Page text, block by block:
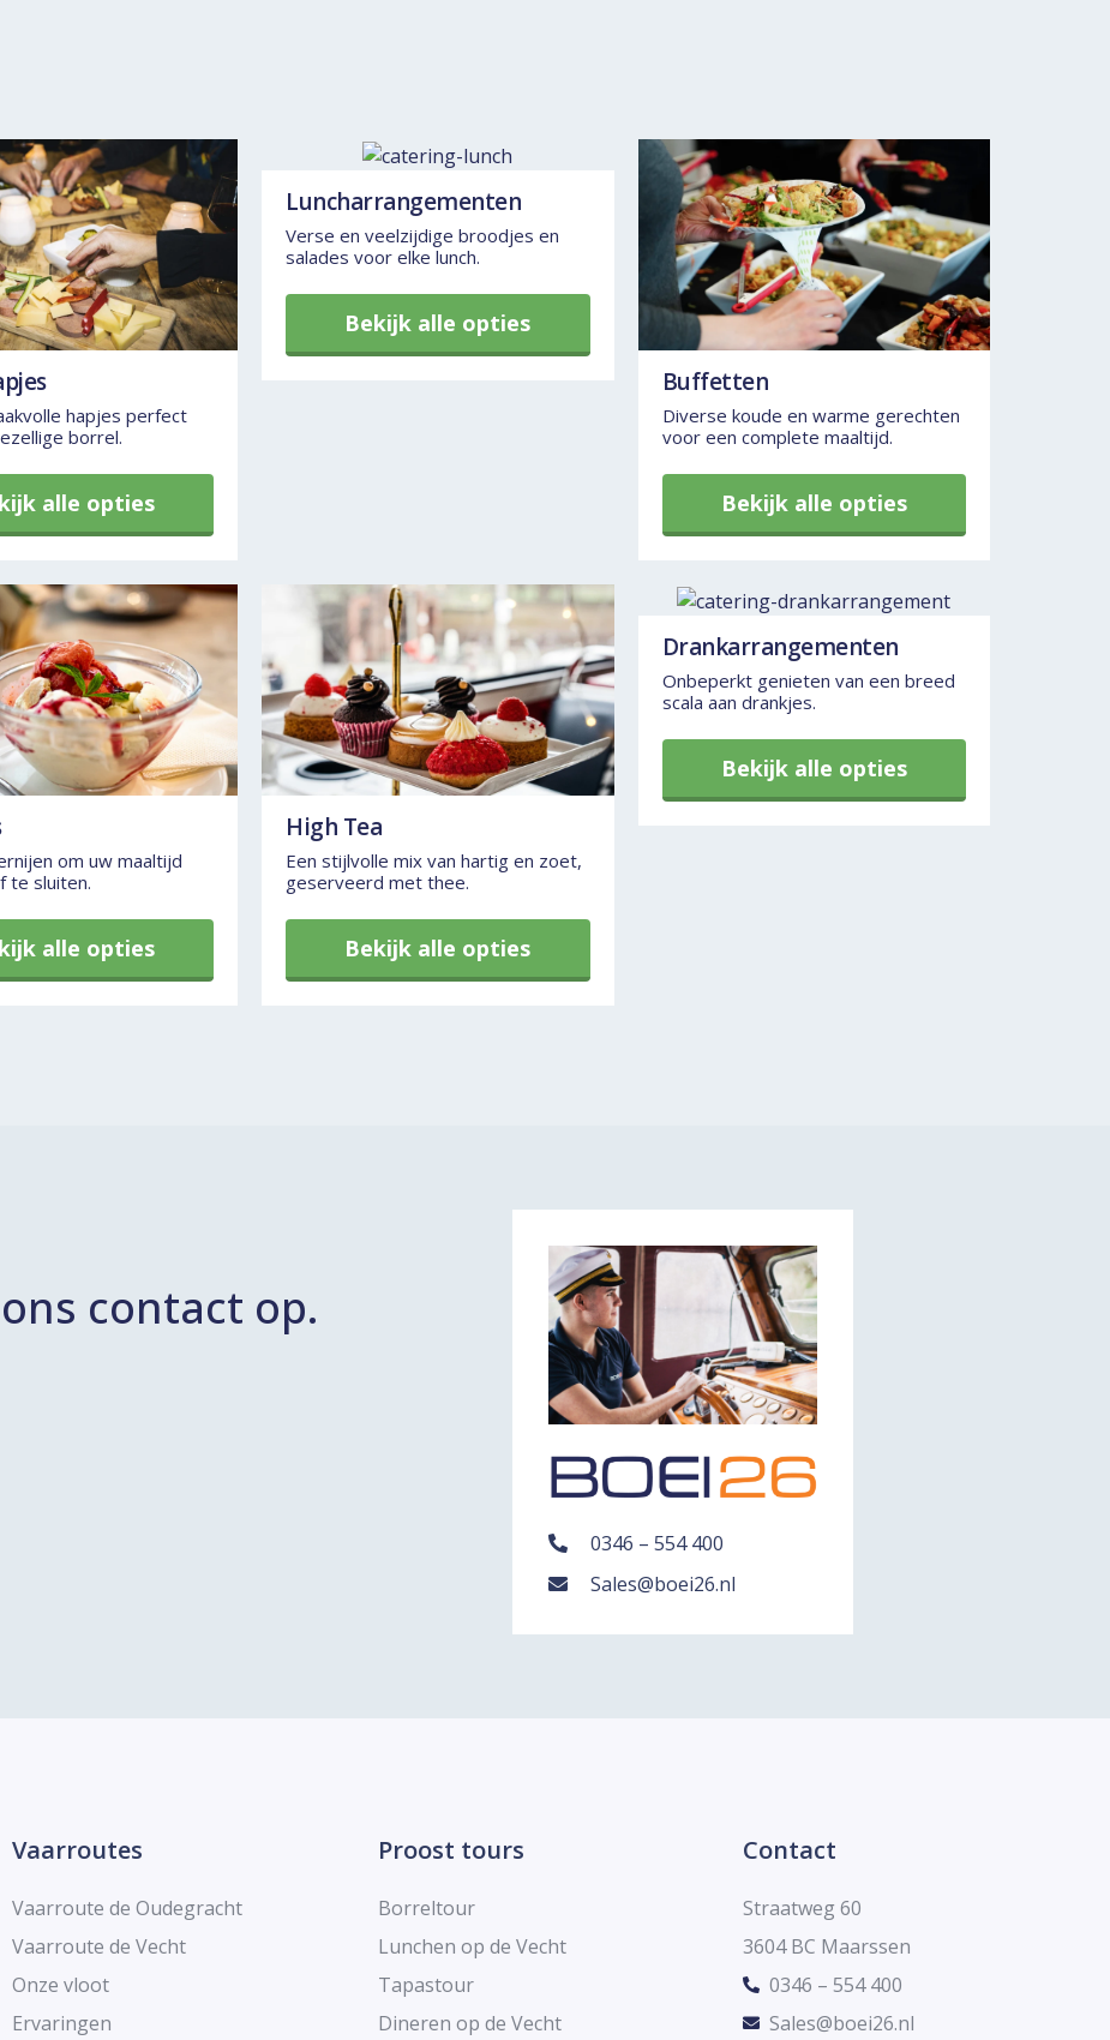
hapjes perfect
borrel.
alle opties
Luncharrangementen
Verse en veelzijdige broodjes en
salades voor elke lunch.
Bekijk alle opties
Buffetten
Diverse koude en warme gerechten
voor een complete maaltijd.
Bekijk alle opties
om uw maaltijd
te sluiten.
alle opties
High Tea
Een stijlvolle mix van hartig en zoet,
geserveerd met thee.
Bekijk alle opties
Drankarrangementen
Onbeperkt genieten van een breed
scala aan drankjes.
Bekijk alle opties
contact op.
0346 – 554 400
Sales@boei26.nl
Vaarroutes
Vaarroute de Oudegracht
Vaarroute de Vecht
Onze vloot
Ervaringen
Proost tours
Borreltour
Lunchen op de Vecht
Tapastour
Dineren op de Vecht
Contact
Straatweg 60
3604 BC Maarssen
0346 – 554 400
Sales@boei26.nl